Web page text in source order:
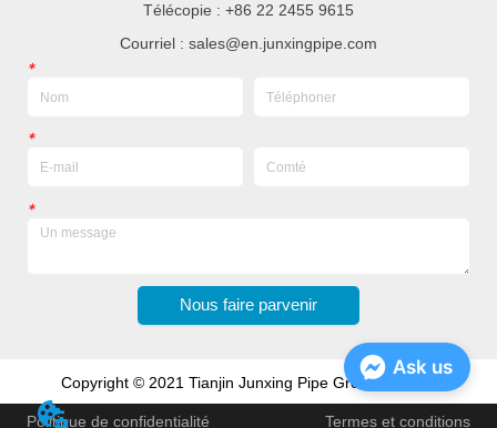
Télécopie : +86 22 2455 9615
Courriel : sales@en.junxingpipe.com
*
*
*
Nous faire parvenir
Copyright © 2021 Tianjin Junxing Pipe Group Co., Ltd
Politique de confidentialité Termes et conditions
Ask us